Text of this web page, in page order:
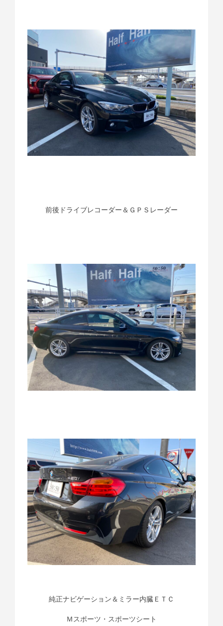
前後ドライブレコーダー＆ＧＰＳレーダー
純正ナビゲーション＆ミラー内臓ＥＴＣ
Ｍスポーツ・スポーツシート